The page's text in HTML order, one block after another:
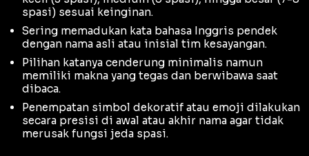
spasi) sesuai keinginan.
Sering memadukan kata bahasa Inggris pendek
dengan nama asli atau inisial tim kesayangan.
Pilihan katanya cenderung minimalis namun
memiliki makna yang tegas dan berwibawa saat
dibaca.
Penempatan simbol dekoratif atau emoji dilakukan
secara presisi di awal atau akhir nama agar tidak
merusak fungsi jeda spasi.